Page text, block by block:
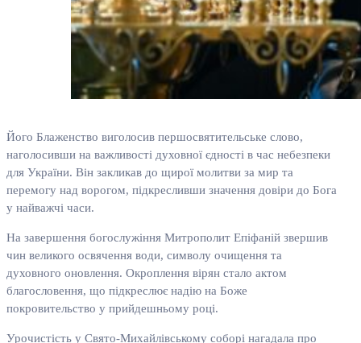
Його Блаженство виголосив першосвятительське слово,
наголосивши на важливості духовної єдності в час небезпеки
для України. Він закликав до щирої молитви за мир та
перемогу над ворогом, підкресливши значення довіри до Бога
у найважчі часи.
На завершення богослужіння Митрополит Епіфаній звершив
чин великого освячення води, символу очищення та
духовного оновлення. Окроплення вірян стало актом
благословення, що підкреслює надію на Боже
покровительство у прийдешньому році.
Урочистість у Свято-Михайлівському соборі нагадала про